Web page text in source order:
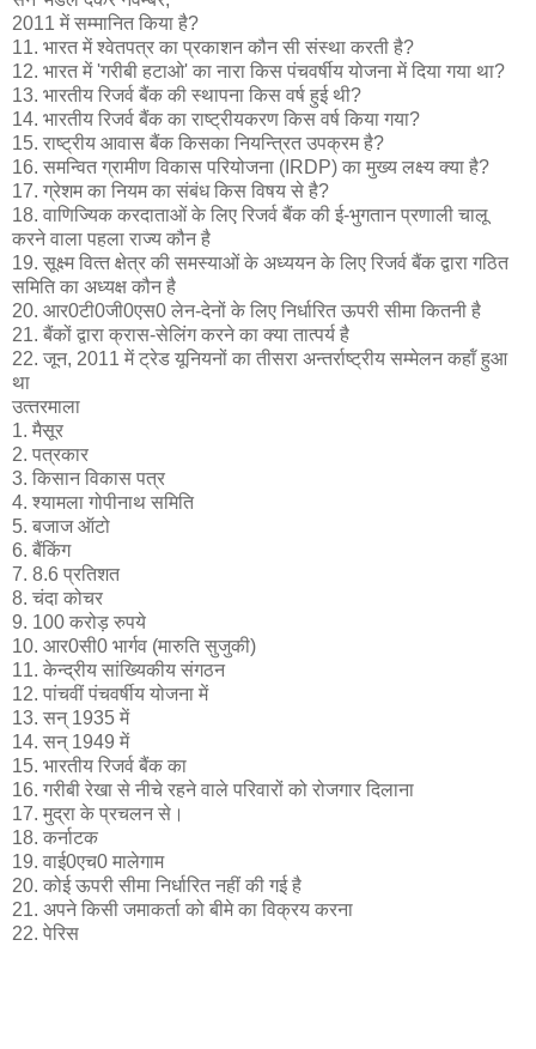
2011 में सम्‍मानित किया है?
11. भारत में श्‍वेतपत्र का प्रकाशन कौन सी संस्‍था करती है?
12. भारत में 'गरीबी हटाओ' का नारा किस पंचवर्षीय योजना में दिया गया था?
13. भारतीय रिजर्व बैंक की स्‍थापना किस वर्ष हुई थी?
14. भारतीय रिजर्व बैंक का राष्‍ट्रीयकरण किस वर्ष किया गया?
15. राष्‍ट्रीय आवास बैंक किसका नियन्त्रित उपक्रम है?
16. समन्वित ग्रामीण विकास परियोजना (IRDP) का मुख्‍य लक्ष्‍य क्‍या है?
17. ग्रेशम का नियम का संबंध किस विषय से है?
18. वाणिज्यिक करदाताओं के लिए रिजर्व बैंक की ई-भुगतान प्रणाली चालू
करने वाला पहला राज्‍य कौन है
19. सूक्ष्‍म वित्‍त क्षेत्र की समस्‍याओं के अध्‍ययन के लिए रिजर्व बैंक द्वारा गठित
समिति का अध्‍यक्ष कौन है
20. आर0टी0जी0एस0 लेन-देनों के लिए निर्धारित ऊपरी सीमा कितनी है
21. बैंकों द्वारा क्रास-सेलिंग करने का क्‍या तात्‍पर्य है
22. जून, 2011 में ट्रेड यूनियनों का तीसरा अन्‍तर्राष्‍ट्रीय सम्‍मेलन कहॉं हुआ
था
उत्‍तरमाला
1. मैसूर
2. पत्रकार
3. किसान विकास पत्र
4. श्‍यामला गोपीनाथ समिति
5. बजाज ऑटो
6. बैंकिंग
7. 8.6 प्रतिशत
8. चंदा कोचर
9. 100 करोड़ रुपये
10. आर0सी0 भार्गव (मारुति सुजुकी)
11. केन्‍द्रीय सांख्यिकीय संगठन
12. पांचवीं पंचवर्षीय योजना में
13. सन् 1935 में
14. सन् 1949 में
15. भारतीय रिजर्व बैंक का
16. गरीबी रेखा से नीचे रहने वाले परिवारों को रोजगार दिलाना
17. मुद्रा के प्रचलन से।
18. कर्नाटक
19. वाई0एच0 मालेगाम
20. कोई ऊपरी सीमा निर्धारित नहीं की गई है
21. अपने किसी जमाकर्ता को बीमे का विक्रय करना
22. पेरिस